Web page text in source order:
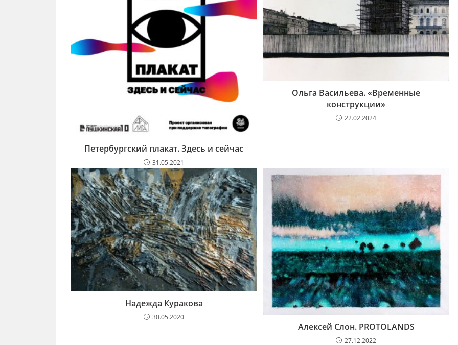
Петербургский плакат. Здесь и сейчас
31.05.2021
Ольга Васильева. «Временные
конструкции»
22.02.2024
Надежда Куракова
30.05.2020
Алексей Слон. PROTOLANDS
27.12.2022